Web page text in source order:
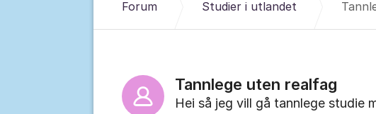
Forum Studier i utlandet
Tannlege uten realfag
Hei så jeg vill gå tannlege studie